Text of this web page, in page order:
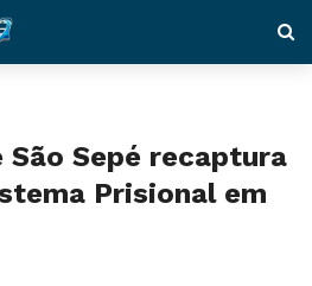
São Sepé recaptura
Prisional em